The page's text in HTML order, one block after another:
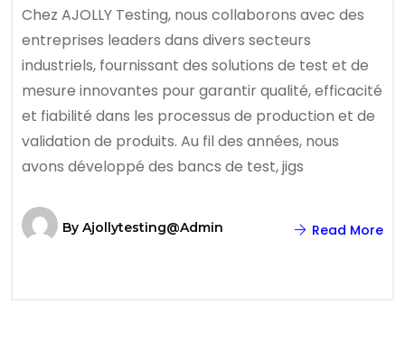
Chez AJOLLY Testing, nous collaborons avec des
entreprises leaders dans divers secteurs
industriels, fournissant des solutions de test et de
mesure innovantes pour garantir qualité, efficacité
et fiabilité dans les processus de production et de
validation de produits. Au fil des années, nous
avons développé des bancs de test, jigs
By Ajollytesting@admin Read More